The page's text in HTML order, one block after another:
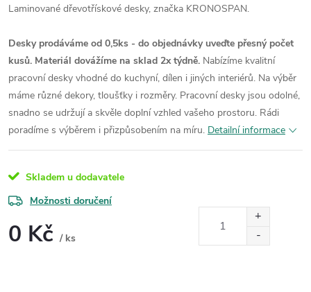
Laminované dřevotřískové desky, značka KRONOSPAN.
Desky prodáváme od 0,5ks - do objednávky uveďte přesný počet
kusů. Materiál dovážíme na sklad 2x týdně. Nabízíme kvalitní
pracovní desky vhodné do kuchyní, dílen i jiných interiérů. Na výběr
máme různé dekory, tloušťky i rozměry. Pracovní desky jsou odolné,
snadno se udržují a skvěle doplní vzhled vašeho prostoru. Rádi
poradíme s výběrem i přizpůsobením na míru. Detailní informace
Skladem u dodavatele
Možnosti doručení
0 Kč / ks